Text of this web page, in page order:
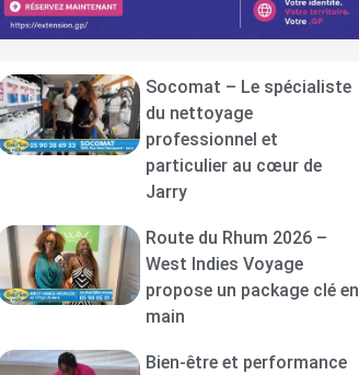
Socomat – Le spécialiste
du nettoyage
professionnel et
particulier au cœur de
Jarry
Route du Rhum 2026 –
West Indies Voyage
propose un package clé en
main
Bien-être et performance